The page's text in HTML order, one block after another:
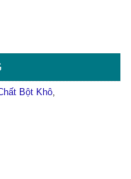
số lượng
Bột Khô